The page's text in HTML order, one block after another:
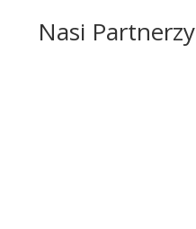
Nasi Partnerzy